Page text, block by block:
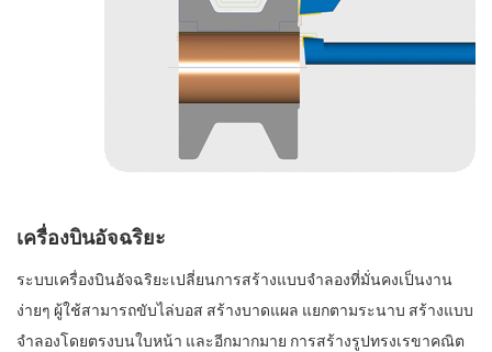
เครื่องบินอัจฉริยะ
ระบบเครื่องบินอัจฉริยะเปลี่ยนการสร้างแบบจำลองที่มั่นคงเป็นงาน
ง่ายๆ ผู้ใช้สามารถขับไล่บอส สร้างบาดแผล แยกตามระนาบ สร้างแบบ
จำลองโดยตรงบนใบหน้า และอีกมากมาย การสร้างรูปทรงเรขาคณิต